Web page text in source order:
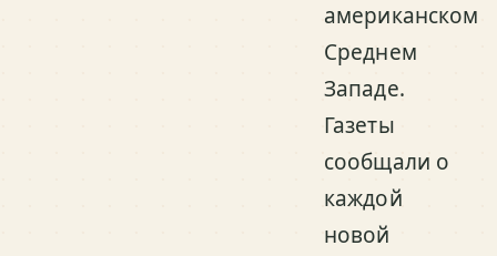
американском
Среднем
Западе.
Газеты
сообщали о
каждой
новой